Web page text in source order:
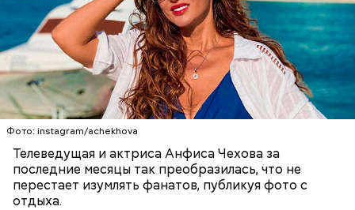
Фото: instagram/achekhova
Телеведущая и актриса Анфиса Чехова за
последние месяцы так преобразилась, что не
перестает изумлять фанатов, публикуя фото с
отдыха.